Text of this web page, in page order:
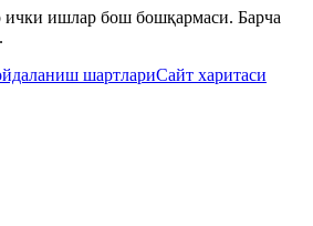
ишлар бош бошқармаси. Барча
шартлариСайт харитаси